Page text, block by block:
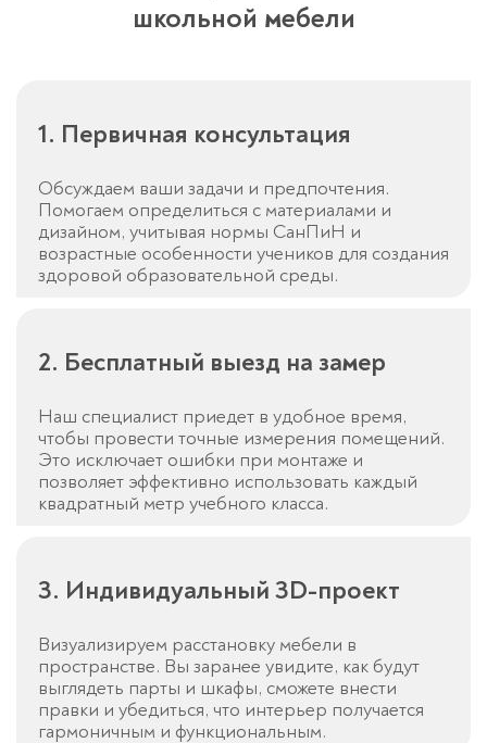
школьной мебели
1. Первичная консультация
Обсуждаем ваши задачи и предпочтения.
Помогаем определиться с материалами и
дизайном, учитывая нормы СанПиН и
возрастные особенности учеников для создания
здоровой образовательной среды.
2. Бесплатный выезд на замер
Наш специалист приедет в удобное время,
чтобы провести точные измерения помещений.
Это исключает ошибки при монтаже и
позволяет эффективно использовать каждый
квадратный метр учебного класса.
3. Индивидуальный 3D-проект
Визуализируем расстановку мебели в
пространстве. Вы заранее увидите, как будут
выглядеть парты и шкафы, сможете внести
правки и убедиться, что интерьер получается
гармоничным и функциональным.